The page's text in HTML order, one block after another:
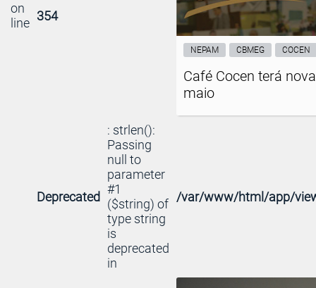
on
line 354
NEPAM CBMEG COCEN
Café Cocen terá
maio
Deprecated
: strlen():
Passing
null to
parameter
#1
($string) of
type string
is
deprecated
in
/var/www/html/app/